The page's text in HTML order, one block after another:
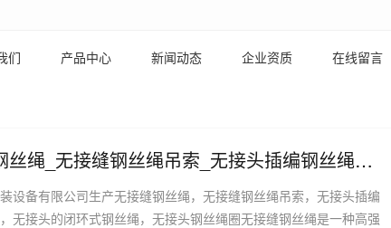
们 产品中心 新闻动态 企业资质 在线留言
无接缝钢丝绳_无接缝钢丝绳吊索_无接头插编钢丝绳索具
设备有限公司生产无接缝钢丝绳，无接缝钢丝绳吊索，无接头插编
无接头的闭环式钢丝绳，无接头钢丝绳圈无接缝钢丝绳是一种高强